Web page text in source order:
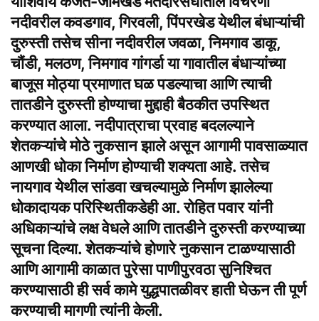
नदीवरील कवडगाव, गिरवली, पिंपरखेड येथील बंधाऱ्यांची
दुरुस्ती तसेच सीना नदीवरील जवळा, निमगाव डाकू,
चौंडी, मलठण, निमगाव गांगर्डा या गावातील बंधाऱ्यांच्या
बाजूस मोठ्या प्रमाणात घळ पडल्याचा आणि त्याची
तातडीने दुरुस्ती होण्याचा मुद्दाही बैठकीत उपस्थित
करण्यात आला. नदीपात्राचा प्रवाह बदलल्याने
शेतकऱ्यांचे मोठे नुकसान झाले असून आगामी पावसाळ्यात
आणखी धोका निर्माण होण्याची शक्यता आहे. तसेच
नायगाव येथील सांडवा खचल्यामुळे निर्माण झालेल्या
धोकादायक परिस्थितीकडेही आ. रोहित पवार यांनी
अधिकाऱ्यांचे लक्ष वेधले आणि तातडीने दुरुस्ती करण्याच्या
सूचना दिल्या. शेतकऱ्यांचे होणारे नुकसान टाळण्यासाठी
आणि आगामी काळात पुरेसा पाणीपुरवठा सुनिश्चित
करण्यासाठी ही सर्व कामे युद्धपातळीवर हाती घेऊन ती पूर्ण
करण्याची मागणी त्यांनी केली.